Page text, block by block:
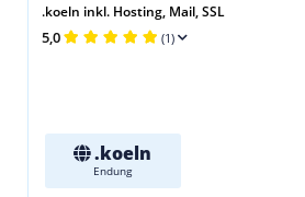
.koeln inkl. Hosting, Mail, SSL
5,0 (1)
.koeln
Endung